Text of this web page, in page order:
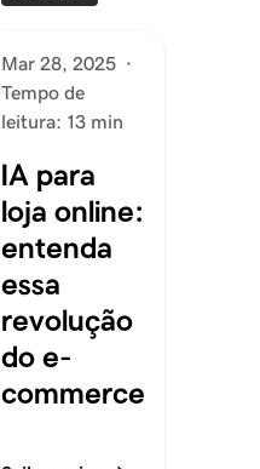
Mar 28, 2025 ·
Tempo de
leitura: 13 min
IA para
loja online:
entenda
essa
revolução
do e-
commerce